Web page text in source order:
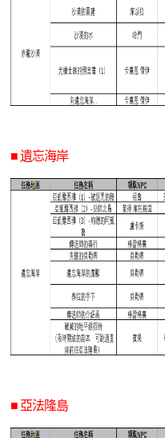
■ 遺忘海岸
■ 亞法隆島